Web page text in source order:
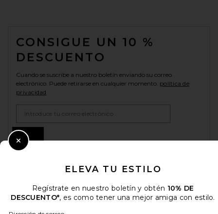
CONSIGUE UN 10 %
DESCUENTO
Cuando se suscribe a nuestro boletín enviando su correo
electrónico. Puede retirarse en cualquier momento. política de
privacidad
ELEVA TU ESTILO
Regístrate en nuestro boletín y obtén 10% DE
DESCUENTO*, es como tener una mejor amiga con estilo.
Close Modal